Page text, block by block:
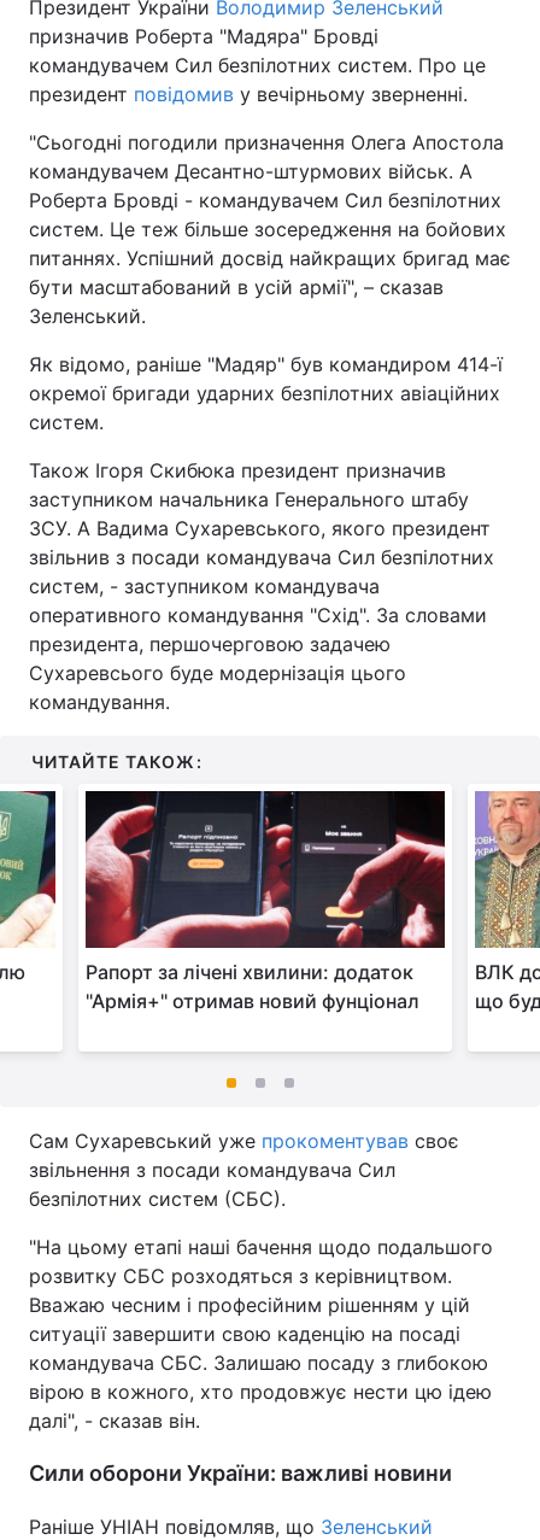
Президент України Володимир Зеленський
призначив Роберта "Мадяра" Бровді
командувачем Сил безпілотних систем. Про це
президент повідомив у вечірньому зверненні.
"Сьогодні погодили призначення Олега Апостола
командувачем Десантно-штурмових військ. А
Роберта Бровді - командувачем Сил безпілотних
систем. Це теж більше зосередження на бойових
питаннях. Успішний досвід найкращих бригад має
бути масштабований в усій армії", – сказав
Зеленський.
Як відомо, раніше "Мадяр" був командиром 414-ї
окремої бригади ударних безпілотних авіаційних
систем.
Також Ігоря Скибюка президент призначив
заступником начальника Генерального штабу
ЗСУ. А Вадима Сухаревського, якого президент
звільнив з посади командувача Сил безпілотних
систем, - заступником командувача
оперативного командування "Схід". За словами
президента, першочерговою задачею
Сухаревсього буде модернізація цього
командування.
ЧИТАЙТЕ ТАКОЖ:
Рапорт за лічені хвилини: додаток
"Армія+" отримав новий фунціонал
ВЛК
що
Сам Сухаревський уже прокоментував своє
звільнення з посади командувача Сил
безпілотних систем (СБС).
"На цьому етапі наші бачення щодо подальшого
розвитку СБС розходяться з керівництвом.
Вважаю чесним і професійним рішенням у цій
ситуації завершити свою каденцію на посаді
командувача СБС. Залишаю посаду з глибокою
вірою в кожного, хто продовжує нести цю ідею
далі", - сказав він.
Сили оборони України: важливі новини
Раніше УНІАН повідомляв, що Зеленський